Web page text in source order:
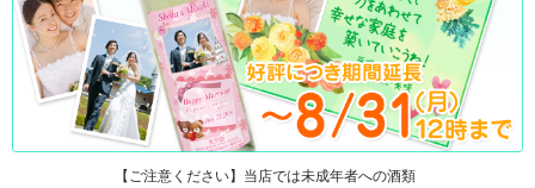
【ご注意ください】当店では未成年者への酒類